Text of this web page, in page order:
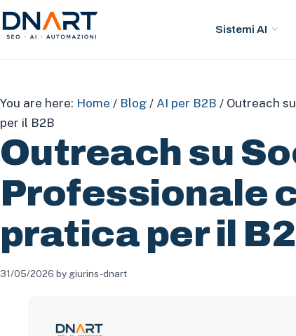
DNArt Sistemi AI
You are here: Home / Blog / AI per B2B / Outreach
per il B2B
Outreach su
Professionale
pratica per il
31/05/2026 by giurins-dnart